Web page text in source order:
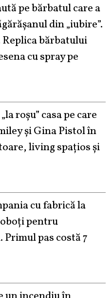
pe bărbatul care a
din „iubire”.
bărbatului
cu spray pe
roşu” casa pe care
şi Gina Pistol în
living spațios și
cu fabrică la
pentru
pas costă 7